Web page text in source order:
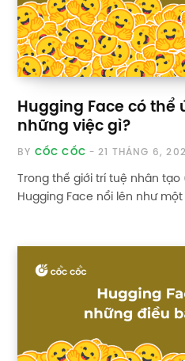
Hugging Face có thể
những việc gì?
BY CỐC CỐC 21 THÁNG 6,
Trong thế giới trí tuệ nhân
Hugging Face nổi lên như